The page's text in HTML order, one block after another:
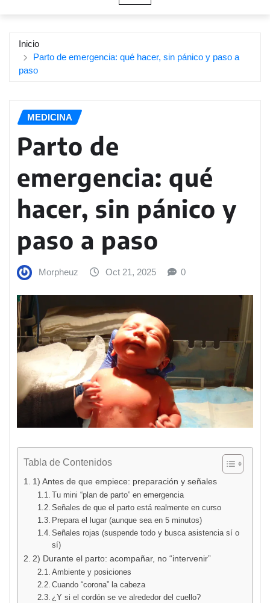
Inicio
Parto de emergencia: qué hacer, sin pánico y paso a
paso
MEDICINA
Parto de
emergencia: qué
hacer, sin pánico y
paso a paso
Morpheuz Oct 21, 2025 0
Tabla de Contenidos
1) Antes de que empiece: preparación y señales
Tu mini “plan de parto” en emergencia
Señales de que el parto está realmente en curso
Prepara el lugar (aunque sea en 5 minutos)
Señales rojas (suspende todo y busca asistencia sí o
sí)
2) Durante el parto: acompañar, no “intervenir”
Ambiente y posiciones
Cuando “corona” la cabeza
¿Y si el cordón se ve alrededor del cuello?